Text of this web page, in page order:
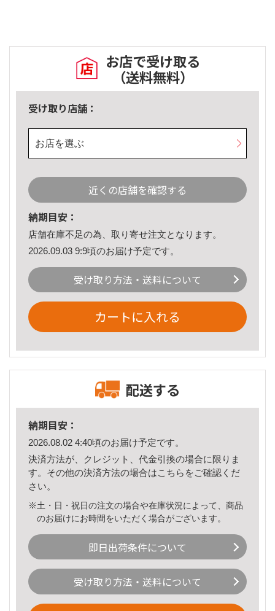
お店で受け取る
（送料無料）
受け取り店舗：
お店を選ぶ
近くの店舗を確認する
納期目安：
店舗在庫不足の為、取り寄せ注文となります。
2026.09.03 9:9頃のお届け予定です。
受け取り方法・送料について
カートに入れる
配送する
納期目安：
2026.08.02 4:40頃のお届け予定です。
決済方法が、クレジット、代金引換の場合に限りま
す。その他の決済方法の場合はこちら をご確認くだ
さい。
※土・日・祝日の注文の場合や在庫状況によって、商品
のお届けにお時間をいただく場合がございます。
即日出荷条件について
受け取り方法・送料について